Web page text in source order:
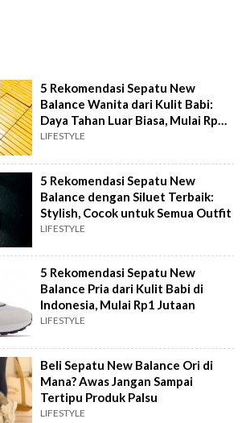
5 Rekomendasi Sepatu New
Balance Wanita dari Kulit Babi:
Daya Tahan Luar Biasa, Mulai Rp1
Jutaan
LIFESTYLE
5 Rekomendasi Sepatu New
Balance dengan Siluet Terbaik:
Stylish, Cocok untuk Semua Outfit
LIFESTYLE
5 Rekomendasi Sepatu New
Balance Pria dari Kulit Babi di
Indonesia, Mulai Rp1 Jutaan
LIFESTYLE
Beli Sepatu New Balance Ori di
Mana? Awas Jangan Sampai
Tertipu Produk Palsu
LIFESTYLE